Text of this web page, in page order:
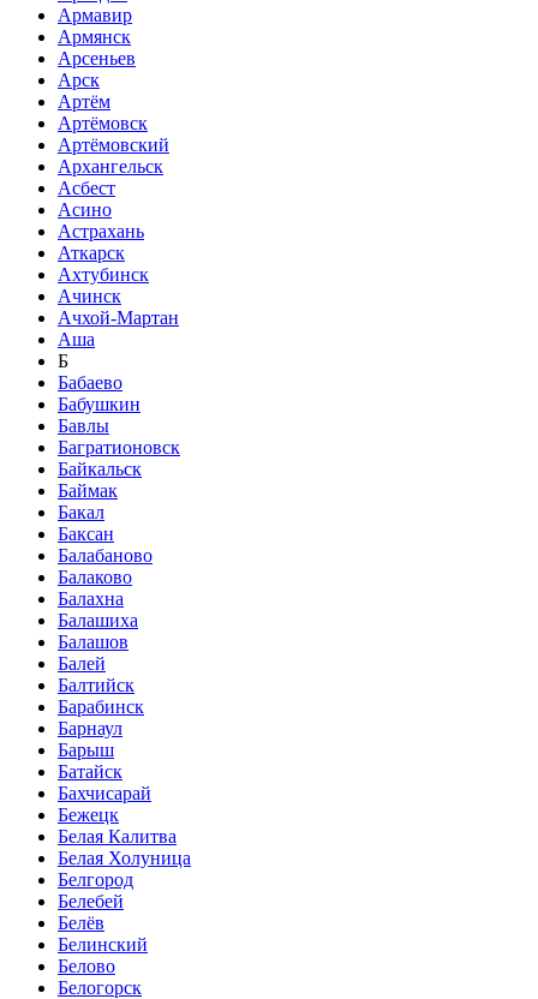
Армавир
Армянск
Арсеньев
Арск
Артём
Артёмовск
Артёмовский
Архангельск
Асбест
Асино
Астрахань
Аткарск
Ахтубинск
Ачинск
Ачхой-Мартан
Аша
Б
Бабаево
Бабушкин
Бавлы
Багратионовск
Байкальск
Баймак
Бакал
Баксан
Балабаново
Балаково
Балахна
Балашиха
Балашов
Балей
Балтийск
Барабинск
Барнаул
Барыш
Батайск
Бахчисарай
Бежецк
Белая Калитва
Белая Холуница
Белгород
Белебей
Белёв
Белинский
Белово
Белогорск